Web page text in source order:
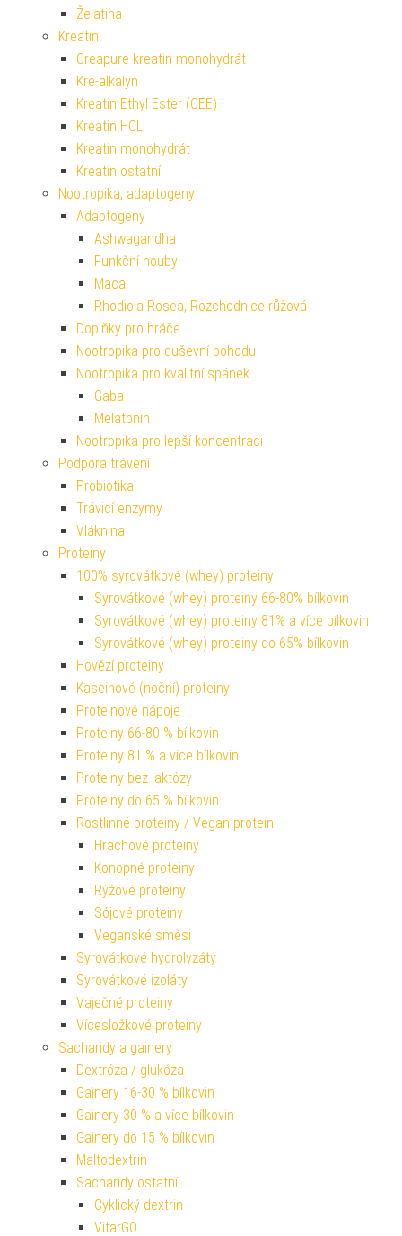
Želatina
Kreatin
Creapure kreatin monohydrát
Kre-alkalyn
Kreatin Ethyl Ester (CEE)
Kreatin HCL
Kreatin monohydrát
Kreatin ostatní
Nootropika, adaptogeny
Adaptogeny
Ashwagandha
Funkční houby
Maca
Rhodiola Rosea, Rozchodnice růžová
Doplňky pro hráče
Nootropika pro duševní pohodu
Nootropika pro kvalitní spánek
Gaba
Melatonin
Nootropika pro lepší koncentraci
Podpora trávení
Probiotika
Trávicí enzymy
Vláknina
Proteiny
100% syrovátkové (whey) proteiny
Syrovátkové (whey) proteiny 66-80% bílkovin
Syrovátkové (whey) proteiny 81% a více bílkovin
Syrovátkové (whey) proteiny do 65% bílkovin
Hovězí proteiny
Kaseinové (noční) proteiny
Proteinové nápoje
Proteiny 66-80 % bílkovin
Proteiny 81 % a více bílkovin
Proteiny bez laktózy
Proteiny do 65 % bílkovin
Rostlinné proteiny / Vegan protein
Hrachové proteiny
Konopné proteiny
Rýžové proteiny
Sójové proteiny
Veganské směsi
Syrovátkové hydrolyzáty
Syrovátkové izoláty
Vaječné proteiny
Vícesložkové proteiny
Sacharidy a gainery
Dextróza / glukóza
Gainery 16-30 % bílkovin
Gainery 30 % a více bílkovin
Gainery do 15 % bílkovin
Maltodextrin
Sacharidy ostatní
Cyklický dextrin
VitarGO